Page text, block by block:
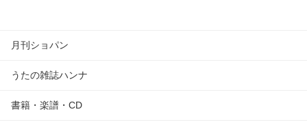
月刊ショパン
うたの雑誌ハンナ
書籍・楽譜・CD